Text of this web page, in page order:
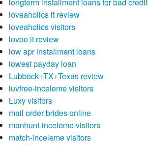
longterm installment loans for bad credit
loveaholics it review
loveaholics visitors
lovoo it review
low apr installment loans
lowest payday loan
Lubbock+TX+Texas review
luvfree-inceleme visitors
Luxy visitors
mail order brides online
manhunt-inceleme visitors
match-inceleme visitors